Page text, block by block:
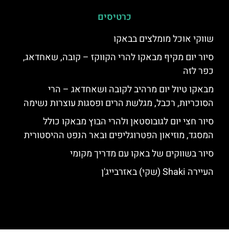
כרטיסים
שווקי אוכל מומלצים בבאקו
סיור יום מקיף מבאקו להרי הקווקז – קובה, שאחדאג,
כפר לזה
מבאקו טיול יום מרהיב לקובה ושאחדאג – הרי
הסוכריות, רכבל, מגלשת הרים ופסגות עוצרות נשימה
סיור חצי יום לגובוסטאן ולהרי הבוץ מבאקו כולל
המסגד, מוזיאון הפטרוגליפים ובאר הנפט ההיסטורית
סיור בשווקים של באקו עם מדריך מקומי
העיירה Shaki (שקי) באזרבייג'ן